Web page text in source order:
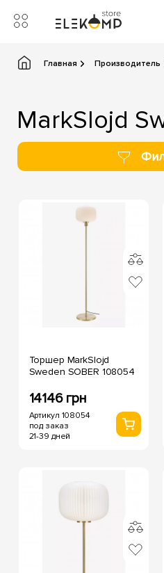
Главная Производитель
MarkSlojd
Торшер MarkSlojd
Sweden SOBER 108054
14146 грн
Артикул 108054
под заказ
21-39 дней